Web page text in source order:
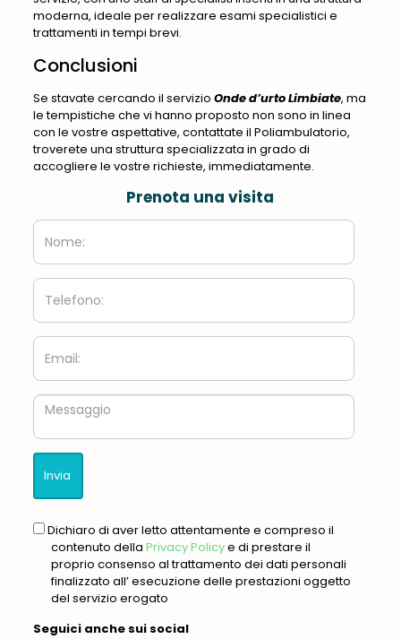
moderna, ideale per realizzare esami specialistici e
trattamenti in tempi brevi.
Conclusioni
Se stavate cercando il servizio Onde d’urto Limbiate, ma
le tempistiche che vi hanno proposto non sono in linea
con le vostre aspettative, contattate il Poliambulatorio,
troverete una struttura specializzata in grado di
accogliere le vostre richieste, immediatamente.
Prenota una visita
Nome:
Telefono:
Email:
Messaggio
gdpr
Dichiaro di aver letto attentamente e compreso il
contenuto della Privacy Policye di prestare il
proprio consenso al trattamento dei dati personali
finalizzato all’ esecuzione delle prestazioni oggetto
del servizio erogato
Seguici anche sui social